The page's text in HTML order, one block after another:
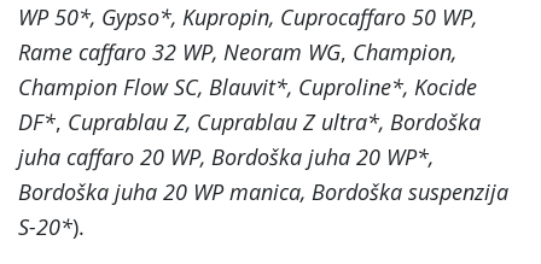
WP 50*, Gypso*, Kupropin, Cuprocaffaro 50 WP,
Rame caffaro 32 WP, Neoram WG, Champion,
Champion Flow SC, Blauvit*, Cuproline*, Kocide
DF*, Cuprablau Z, Cuprablau Z ultra*, Bordoška
juha caffaro 20 WP, Bordoška juha 20 WP*,
Bordoška juha 20 WP manica, Bordoška suspenzija
S-20*).